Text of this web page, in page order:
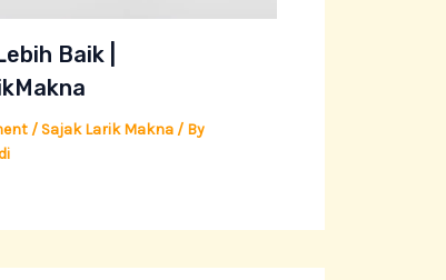
Baik |
/ Sajak Larik Makna / By